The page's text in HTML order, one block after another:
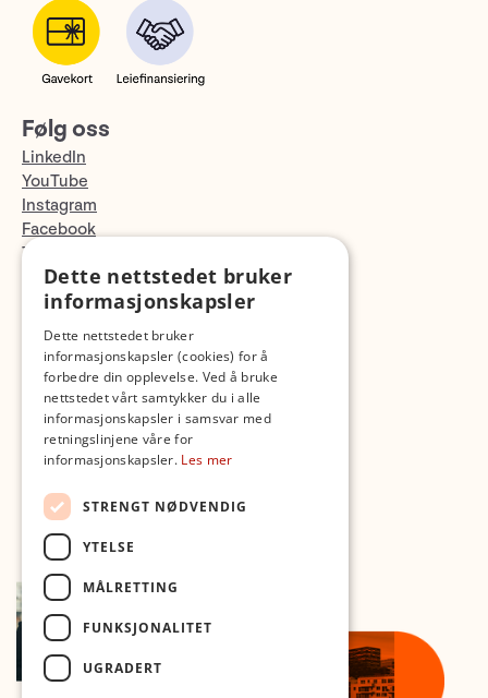
Følg oss
LinkedIn
YouTube
Instagram
Facebook
TikTok
Fotopodden
Dette nettstedet bruker
informasjonskapsler
Dette nettstedet bruker
informasjonskapsler (cookies) for å
forbedre din opplevelse. Ved å bruke
nettstedet vårt samtykker du i alle
informasjonskapsler i samsvar med
retningslinjene våre for
informasjonskapsler. Les mer
STRENGT NØDVENDIG
YTELSE
MÅLRETTING
FUNKSJONALITET
UGRADERT